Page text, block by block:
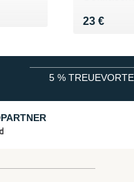
23 €
Vendu 23 €
5 %